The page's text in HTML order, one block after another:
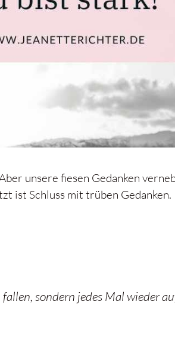
unsere fiesen Gedanken
ist Schluss mit trüben
sondern jedes Mal wieder